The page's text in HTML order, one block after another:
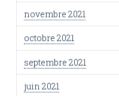
novembre 2021
octobre 2021
septembre 2021
juin 2021